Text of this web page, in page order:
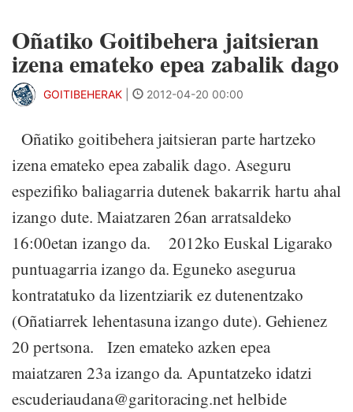
Oñatiko Goitibehera jaitsieran
izena emateko epea zabalik dago
GOITIBEHERAK 2012-04-20 00:00
Oñatiko goitibehera jaitsieran parte hartzeko
izena emateko epea zabalik dago. Aseguru
espezifiko baliagarria dutenek bakarrik hartu ahal
izango dute. Maiatzaren 26an arratsaldeko
16:00etan izango da. 2012ko Euskal Ligarako
puntuagarria izango da. Eguneko asegurua
kontratatuko da lizentziarik ez dutenentzako
(Oñatiarrek lehentasuna izango dute). Gehienez
20 pertsona. Izen emateko azken epea
maiatzaren 23a izango da. Apuntatzeko idatzi
escuderiaudana@garitoracing.net helbide